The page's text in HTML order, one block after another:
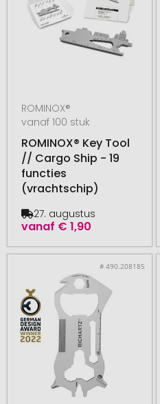
ROMINOX®
vanaf 100 stuk
ROMINOX® Key Tool
// Cargo Ship - 19
functies
(vrachtschip)
vanaf € 1,90
27. augustus
# 490.208185